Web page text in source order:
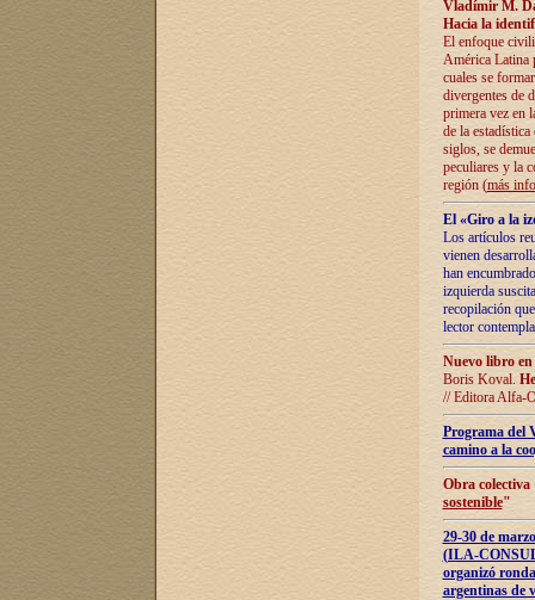
Vladímir M.
Hacia la
El enfoque
América Latina
cuales se
divergentes de
primera vez en
de la
siglos, se
peculiares y la
región (más
El «Giro a la
Los artículos
vienen
han
izquierda
recopilación
lector
Nuevo libro
Boris Koval.
// Editora Alfa-
Programa del
camino a la
Obra
sostenible"
29-30 de
(ILA-
organizó
argentinas de